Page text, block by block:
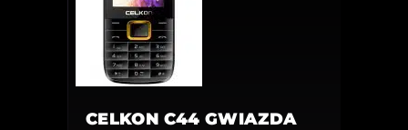
CELKON C44 GWIAZDA